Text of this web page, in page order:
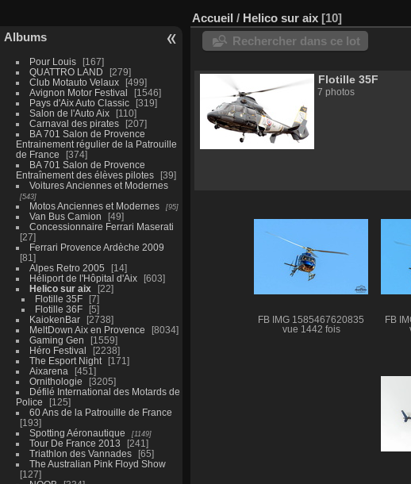
Albums
Pour Louis
167
QUATTRO LAND
279
Club Motauto Velaux
499
Avignon Motor Festival
1546
Pays d'Aix Auto Classic
319
Salon de l'Auto Aix
110
Carnaval des pirates
207
BA 701 Salon de Provence
Entrainement régulier de la Patrouille
de France
374
BA 701 Salon de Provence
Entraînement des élèves pilotes
39
Voitures Anciennes et Modernes
543
Motos Anciennes et Modernes 95
Van Bus Camion
49
Concessionnaire Ferrari Maserati
27
Ferrari Provence Ardèche 2009
81
Alpes Retro 2005
14
Héliport de l'Hôpital d'Aix
603
Helico sur aix
22
Flotille 35F
7
Flotille 36F
5
KaiokenBar
2738
MeltDown Aix en Provence
8034
Gaming Gen
1559
Héro Festival
2238
The Esport Night
171
Aixarena
451
Ornithologie
3205
Défilé International des Motards de
Police
125
60 Ans de la Patrouille de France
193
Spotting Aéronautique
1149
Tour De France 2013
241
Triathlon des Vannades
65
The Australian Pink Floyd Show
127
Accueil / Helico sur aix 10
Rechercher dans ce lot
Flotille 35F
7 photos
FB IMG 1585467620835
vue 1442 fois
FB